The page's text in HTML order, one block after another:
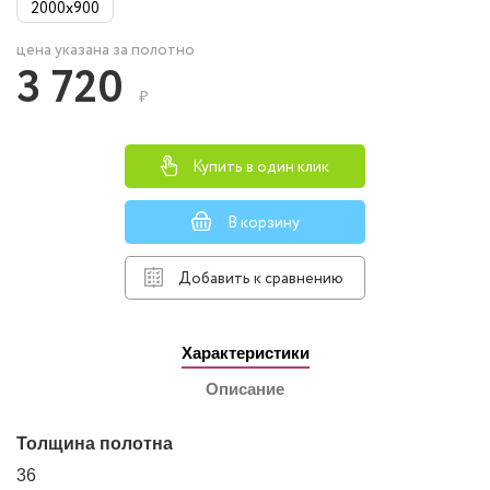
2000x900
цена указана за полотно
3 720 ₽
Купить в один клик
В корзину
Добавить к сравнению
Характеристики
Описание
Толщина полотна
36